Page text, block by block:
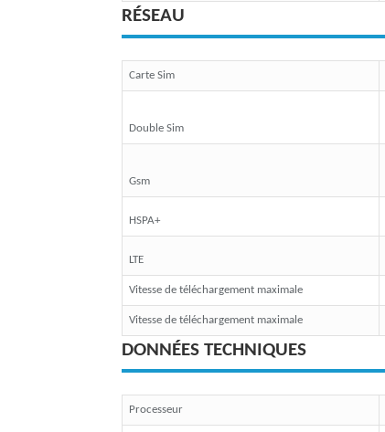
RÉSEAU
Carte Sim
Double Sim
Gsm
HSPA+
LTE
Vitesse de téléchargement maximale
Vitesse de téléchargement maximale
DONNÉES TECHNIQUES
Processeur